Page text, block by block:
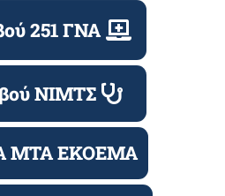
251 ΓΝΑ
ΝΙΜΤΣ
ΜΤΑ ΕΚΟΕΜΑ